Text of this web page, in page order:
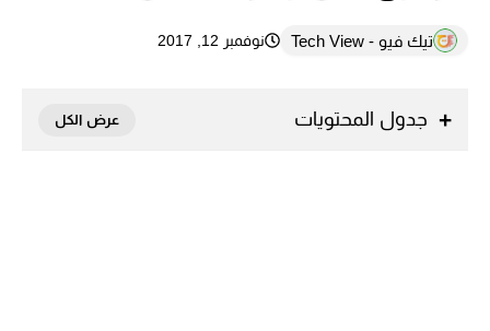
تيك فيو - Tech View نوفمبر 12, 2017
جدول المحتويات